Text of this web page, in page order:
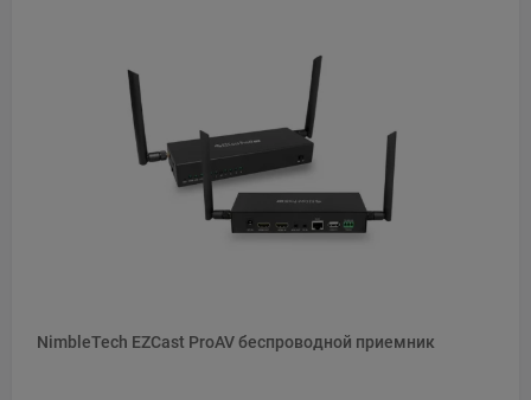
NimbleTech EZCast ProAV беспроводной приемник